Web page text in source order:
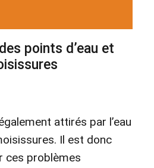
points d’eau et
attirés par l’eau
Il est donc
ces problèmes